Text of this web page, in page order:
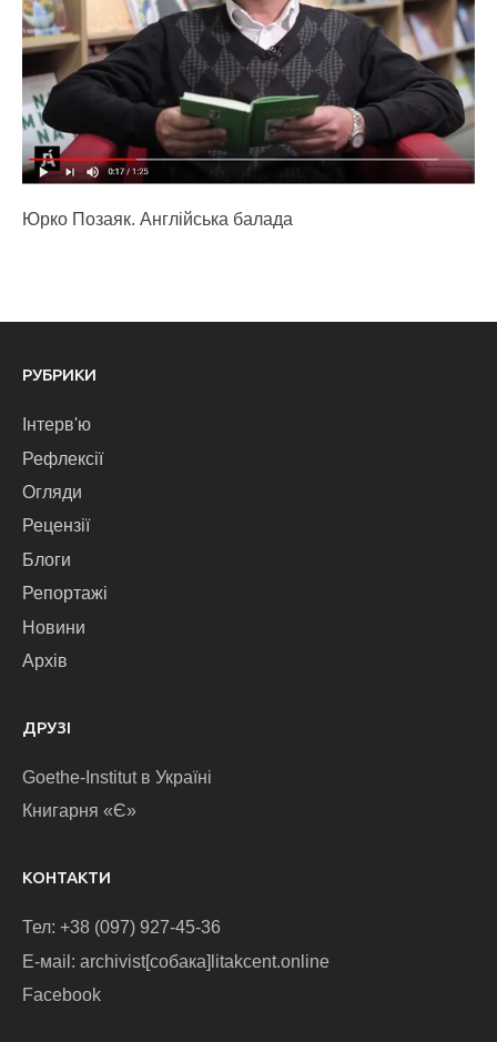
Юрко Позаяк. Англійська балада
РУБРИКИ
Інтерв'ю
Рефлексії
Огляди
Рецензії
Блоги
Репортажі
Новини
Архів
ДРУЗІ
Goethe-Institut в Україні
Книгарня «Є»
КОНТАКТИ
Тел: +38 (097) 927-45-36
E-маіl: archivist[собака]litakcent.online
Facebook